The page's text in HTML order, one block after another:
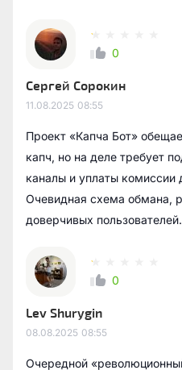
0
Сергей Сорокин
11.08.2025 08:55
Проект «Капча Бот»
капч, но на деле требует
каналы и уплаты комиссии
Очевидная схема обмана,
доверчивых пользователей.
0
Lev Shurygin
08.08.2025 08:55
Очередной